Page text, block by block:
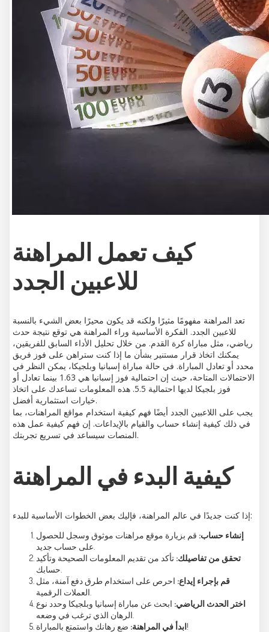
كيف تعمل المراهنة
للاعبين الجدد
تعد المراهنة مفهومًا مثيرًا ولكنه قد يكون محيرًا بعض الشيء بالنسبة
للاعبين الجدد. الفكرة الأساسية وراء المراهنة هي توقع نتيجة حدث
رياضي، مثل مباراة كرة القدم. من خلال تحليل الأداء السابق للفريقين،
يمكنك اتخاذ قرار مستنير بشأن ما إذا كنت ستراهن على فوز فريق
محدد أو تعادل المباراة. في حالة مباراة إسبانيا وبلجيكا، يمكن النظر في
الاحتمالات المتاحة، حيث إن احتمالية فوز إسبانيا هي 1.63 بينما تعادل أو
فوز بلجيكا لديها احتمالية 5.5. هذه المعلومات تساعدك على اتخاذ
خيارات استثمارية أفضل.
يجب على اللاعبين الجدد أيضًا فهم كيفية استخدام مواقع المراهنات، بما
في ذلك كيفية إنشاء حساب والقيام بالإيداعات. إن فهم كيفية عمل هذه
المنصات سيساعد في تسريع تجربتك.
كيفية البدء في المراهنة
إذا كنت جديدًا في عالم المراهنة، فإليك بعض الخطوات الأساسية للبدء:
إنشاء حساب: قم بزيارة موقع مراهنات موثوق وسجل للحصول
تحقق من تفاصيلك: تأكد من تقديم المعلومات الصحيحة وتأكيد
قم بإجراء إيداع: احرص على استخدام طرق دفع آمنة، مثل
اختر الحدث الرياضي: ابحث عن مباراة إسبانيا وبلجيكا وحدد نوع
ابدأ في المراهنة:ضع رهانك واستمتع بالمباراة!